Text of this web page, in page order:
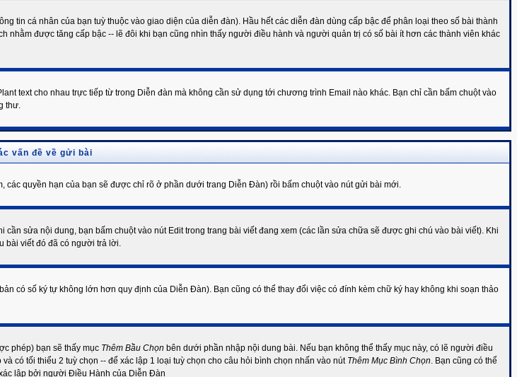
tin cá nhân của bạn tuỳ thuộc vào giao diện của diễn đàn). Hầu hết các diễn đàn dùng cấp bậc để phân loại theo số bài thành
được tăng cấp bậc -- lẽ đôi khi bạn cũng nhìn thấy người điều hành và người quản trị có số bài ít hơn các thành viên khác
text cho nhau trực tiếp từ trong Diễn đàn mà không cần sử dụng tới chương trình Email nào khác. Bạn chỉ cần bấm chuột vào
thư.
vấn đề về gửi bài
quyền hạn của bạn sẽ được chỉ rõ ở phần dưới trang Diễn Đàn) rồi bấm chuột vào nút gửi bài mới.
sửa nội dung, bạn bấm chuột vào nút Edit trong trang bài viết đang xem (các lần sửa chữa sẽ được ghi chú vào bài viết). Khi
bài viết đó đã có người trả lời.
có số ký tự không lớn hơn quy định của Diễn Đàn). Bạn cũng có thể thay đổi việc có đính kèm chữ ký hay không khi soạn thảo
phép) bạn sẽ thấy mục Thêm Bầu Chọn bên dưới phần nhập nội dung bài. Nếu bạn không thể thấy mục này, có lẽ người điều
có tối thiểu 2 tuỳ chọn -- để xác lập 1 loại tuỳ chọn cho câu hỏi bình chọn nhấn vào nút Thêm Mục Bình Chọn. Bạn cũng có thể
lập bởi người Điều Hành của Diễn Đàn